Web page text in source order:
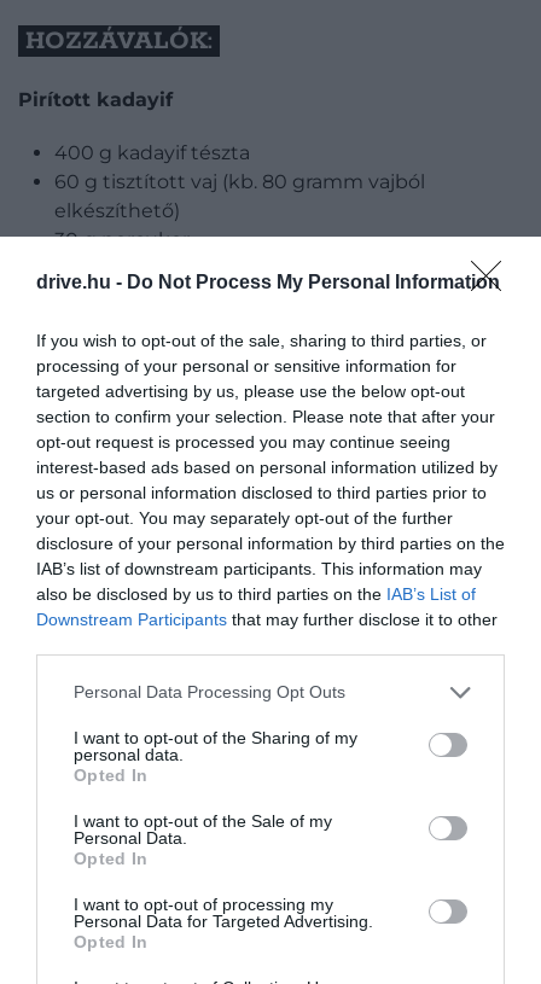
drive.hu - Do Not Process My Personal Information
If you wish to opt-out of the sale, sharing to third parties, or
processing of your personal or sensitive information for
targeted advertising by us, please use the below opt-out
section to confirm your selection. Please note that after your
opt-out request is processed you may continue seeing
interest-based ads based on personal information utilized by
us or personal information disclosed to third parties prior to
your opt-out. You may separately opt-out of the further
disclosure of your personal information by third parties on the
IAB’s list of downstream participants. This information may
also be disclosed by us to third parties on the IAB’s List of
Downstream Participants that may further disclose it to other
Please note that this website/app uses one or more Google
not limited to your visit or usage behaviour. You may click to
grant or deny consent to Google and its third-party tags to
use your data for below specified purposes in below Google
consent section.
Personal Data Processing Opt Outs
I want to opt-out of the Sharing of my
personal data.
Opted In
I want to opt-out of the Sale of my
Personal Data.
Opted In
I want to opt-out of processing my
Personal Data for Targeted Advertising.
Opted In
HOZZÁVALÓK:
Pirított kadayif
400 g kadayif tészta
60 g tisztított vaj (kb. 80 gramm vajból
elkészíthető)
30 g porcukor
Mascarponés krém
250 g mascarpone
600 ml habtejszín
2 evőkanál kristálycukor
Feltétek:
1,5 kg friss mangó
400 g pisztáciakrém
ÍGY KÉSZÍTSÜK EL: